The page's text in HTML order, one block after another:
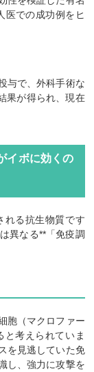
医での成功例をヒ
与で、外科手術な
果が得られ、現在
イボに効くの
れる抗生物質です
異なる**「免疫調
胞（マクロファー
と考えられていま
を見逃していた免
し、強力に攻撃を